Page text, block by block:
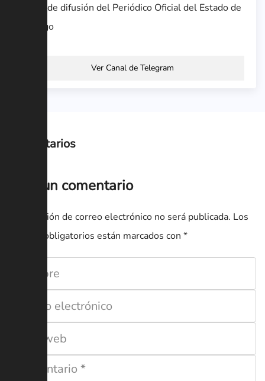
Canal de difusión del Periódico Oficial del Estado de
Hidalgo
Ver Canal de Telegram
Comentarios
Deja un comentario
Tu dirección de correo electrónico no será publicada. Los
campos obligatorios están marcados con *